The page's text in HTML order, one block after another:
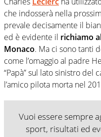
che indosserà nella
prevale decisamente il
ed è evidente il richiamo
Monaco. Ma ci sono tanti
come l’omaggio al padre
“Papà” sul lato sinistro del
l’amico pilota morta nel
Vuoi essere sempre
sport, risultati ed